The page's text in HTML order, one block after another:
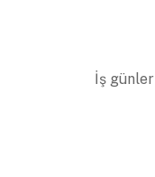
İş